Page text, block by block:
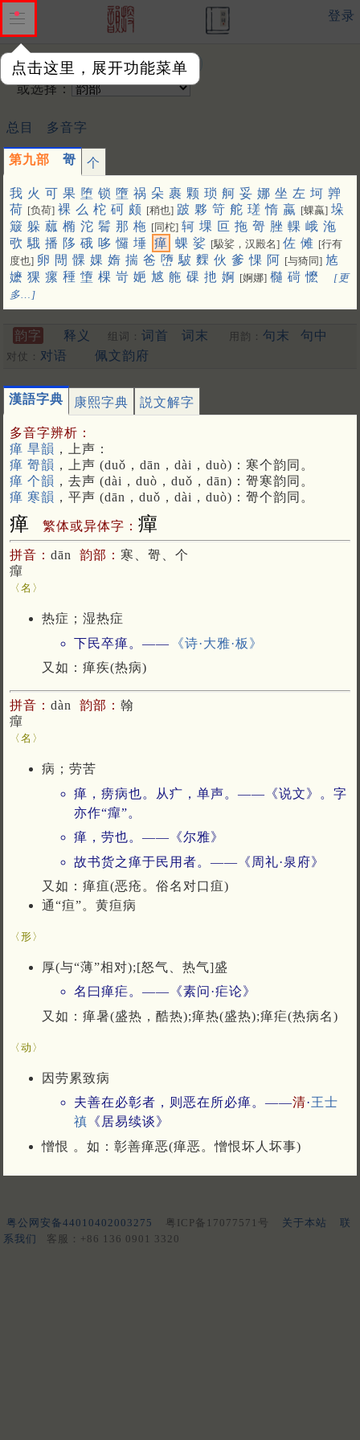
点击这里，展开功能菜单
登录
输入韵字：
或选择：
总目 多音字
第九部 哿 个
我 火 可 果 堕 锁 墮 祸 朵 裹 颗 琐 舸 妥 娜 坐 左 坷 亸
荷 [负荷] 裸 么 柁 砢 颇 [稍也] 跛 夥 笴 舵 瑳 惰 蠃 [蜾蠃] 垛
簸 躲 蓏 椭 沱 鬌 那 柂 [同柁] 轲 堁 叵 拖 哿 脞 輠 峨 沲
㰤 騀 播 陊 硪 哆 㦬 埵 瘅 蜾 娑 [馺娑，汉殿名] 佐 傩 [行有
度也] 卵 閜 髁 婐 媠 揣 爸 嶞 駊 䴹 伙 爹 惈 阿 [与猗同] 㝾
嬷 猓 瘰 䅜 墯 棵 岢 㛂 㝿 䑨 䂺 扡 婀 [婀娜] 㰐 碋 懡
[更
多…]
韵字 释义 组词： 词首 词末 用韵： 句末 句中
对仗： 对语 佩文韵府
漢語字典 康熙字典 説文解字
多音字辨析：
瘅 旱韻 ，上声：
瘅 哿韻 ，上声 (duǒ，dān，dài，duò)：寒个韵同。
瘅 个韻 ，去声 (dài，duò，duǒ，dān)：哿寒韵同。
瘅 寒韻 ，平声 (dān，duǒ，dài，duò)：哿个韵同。
瘅 繁体或异体字： 癉
拼音： dān 韵部： 寒、哿、个
癉
〈名〉
热症；湿热症
下民卒瘅。——
《诗·大雅·板》
又如：瘅疾(热病)
拼音： dàn 韵部： 翰
癉
〈名〉
病；劳苦
瘅，痨病也。从疒，单声。——《说文》。字
亦作“癉”。
瘅，劳也。——《尔雅》
故书货之瘅于民用者。——《周礼·泉府》
又如：瘅疽(恶疮。俗名对口疽)
通“疸”。黄疸病
〈形〉
厚(与“薄”相对);[怒气、热气]盛
名曰瘅疟。——《素问·疟论》
又如：瘅暑(盛热，酷热);瘅热(盛热);瘅疟(热病名)
〈动〉
因劳累致病
夫善在必彰者，则恶在所必瘅。——清·王士
禛 《居易续谈》
憎恨 。如：彰善瘅恶(瘅恶。憎恨坏人坏事)
粤公网安备44010402003275 粤ICP备17077571号 关于本站
联
系我们
客服：+86 136 0901 3320